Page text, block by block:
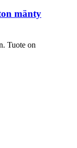
mänty
Tuote on